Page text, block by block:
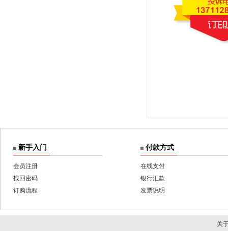
新手入门
会员注册
找回密码
订购流程
付款方式
在线支付
银行汇款
发票说明
关